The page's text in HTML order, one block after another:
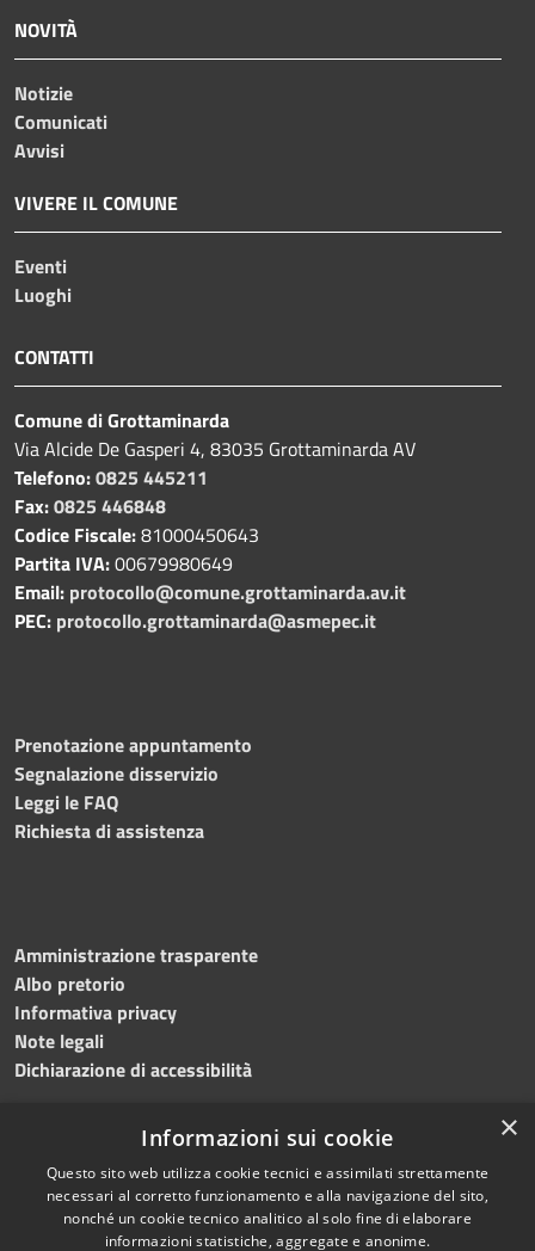
NOVITÀ
Notizie
Comunicati
Avvisi
VIVERE IL COMUNE
Eventi
Luoghi
CONTATTI
Comune di Grottaminarda
Via Alcide De Gasperi 4, 83035 Grottaminarda AV
Telefono:0825 445211
Fax:0825 446848
Codice Fiscale:81000450643
Partita IVA:00679980649
Email: protocollo@comune.grottaminarda.av.it
PEC: protocollo.grottaminarda@asmepec.it
Prenotazione appuntamento
Segnalazione disservizio
Leggi le FAQ
Richiesta di assistenza
Amministrazione trasparente
Albo pretorio
Informativa privacy
Note legali
Dichiarazione di accessibilità
RSS
Accessibilità
Copyright © 2024 •
Comune diGrottaminarda
• Powered byMunicipium
×
Informazioni sui cookie
Questo sito web utilizza cookie tecnici e assimilati strettamente
necessari al corretto funzionamento e alla navigazione del sito,
nonché un cookie tecnico analitico al solo fine di elaborare
informazioni statistiche, aggregate e anonime.